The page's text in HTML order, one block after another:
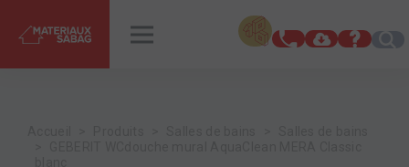
INSPIRATIONS RENDEZ-VOUS